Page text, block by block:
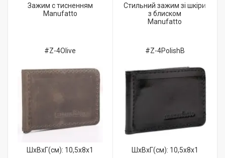
Зажим с тисненням
Manufatto
#Z-4Olive
ШхВхГ(см): 10,5x8x1
Стильний зажим зі шкіри
з блиском
Manufatto
#Z-4PolishB
ШхВхГ(см): 10,5x8x1